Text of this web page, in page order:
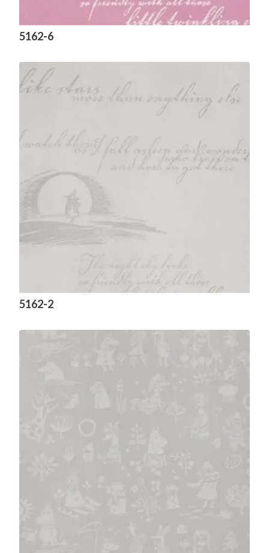
5162-6
5162-2